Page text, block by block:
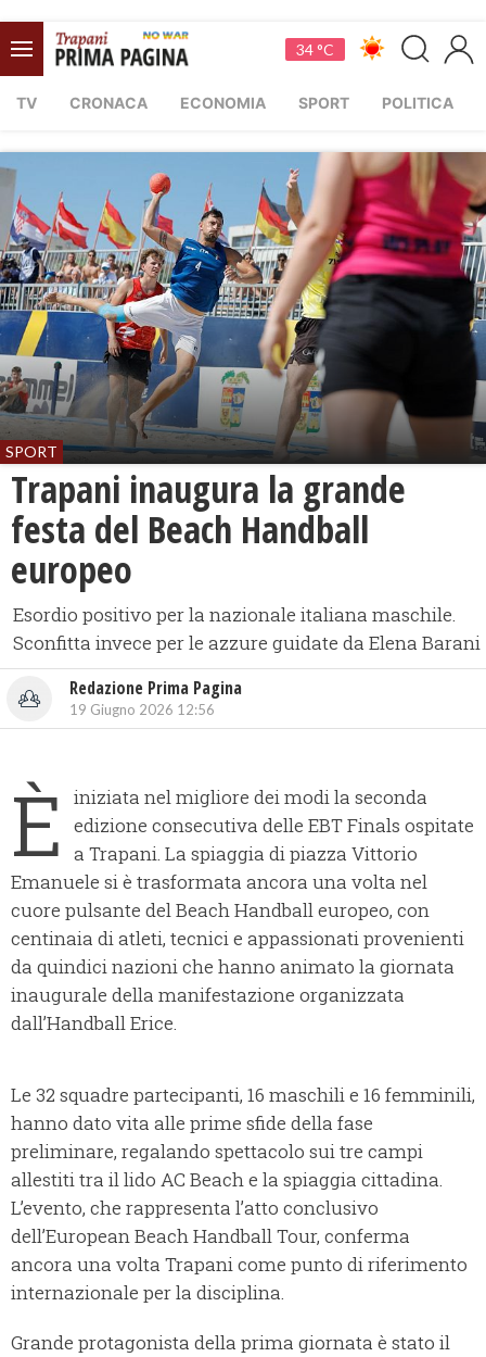
34 °C
TV CRONACA ECONOMIA SPORT POLITICA
SPORT
Trapani inaugura la grande
festa del Beach Handball
europeo
Esordio positivo per la nazionale italiana maschile.
Sconfitta invece per le azzure guidate da Elena Barani
Redazione Prima Pagina
19 Giugno 2026 12:56
È
iniziata nel migliore dei modi la seconda
edizione consecutiva delle EBT Finals ospitate
a Trapani. La spiaggia di piazza Vittorio
Emanuele si è trasformata ancora una volta nel
cuore pulsante del Beach Handball europeo, con
centinaia di atleti, tecnici e appassionati provenienti
da quindici nazioni che hanno animato la giornata
inaugurale della manifestazione organizzata
dall’Handball Erice.
Le 32 squadre partecipanti, 16 maschili e 16 femminili,
hanno dato vita alle prime sfide della fase
preliminare, regalando spettacolo sui tre campi
allestiti tra il lido AC Beach e la spiaggia cittadina.
L’evento, che rappresenta l’atto conclusivo
dell’European Beach Handball Tour, conferma
ancora una volta Trapani come punto di riferimento
internazionale per la disciplina.
Grande protagonista della prima giornata è stato il